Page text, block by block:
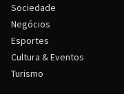
Sociedade
Negócios
Esportes
Cultura & Eventos
Turismo